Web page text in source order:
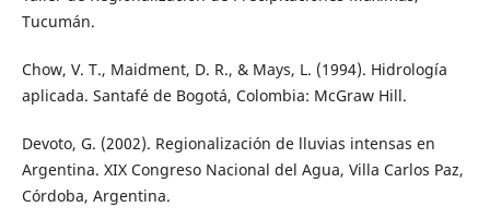
Tucumán.
Chow, V. T., Maidment, D. R., & Mays, L. (1994). Hidrología
aplicada. Santafé de Bogotá, Colombia: McGraw Hill.
Devoto, G. (2002). Regionalización de lluvias intensas en
Argentina. XIX Congreso Nacional del Agua, Villa Carlos Paz,
Córdoba, Argentina.